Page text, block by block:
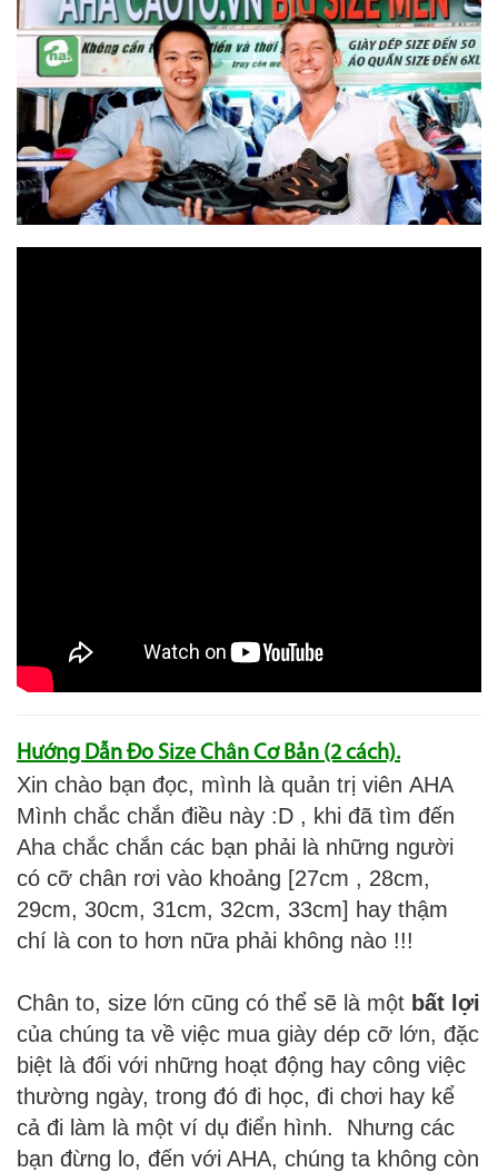
Hướng Dẫn Đo Size Chân Cơ Bản (2 cách).
Xin chào bạn đọc, mình là quản trị viên AHA
Mình chắc chắn điều này :D , khi đã tìm đến
Aha chắc chắn các bạn phải là những người
có cỡ chân rơi vào khoảng [27cm , 28cm,
29cm, 30cm, 31cm, 32cm, 33cm] hay thậm
chí là con to hơn nữa phải không nào !!!
Chân to, size lớn cũng có thể sẽ là một bất lợi
của chúng ta về việc mua giày dép cỡ lớn, đặc
biệt là đối với những hoạt động hay công việc
thường ngày, trong đó đi học, đi chơi hay kể
cả đi làm là một ví dụ điển hình. Nhưng các
bạn đừng lo, đến với AHA, chúng ta không còn